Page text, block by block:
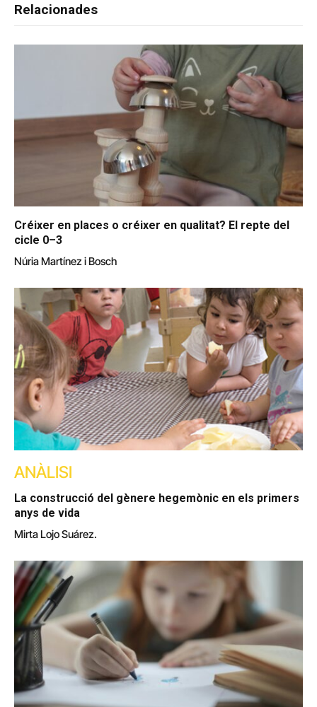
Relacionades
Créixer en places o créixer en qualitat? El repte del
cicle 0–3
Núria Martínez i Bosch
ANÀLISI
La construcció del gènere hegemònic en els primers
anys de vida
Mirta Lojo Suárez.